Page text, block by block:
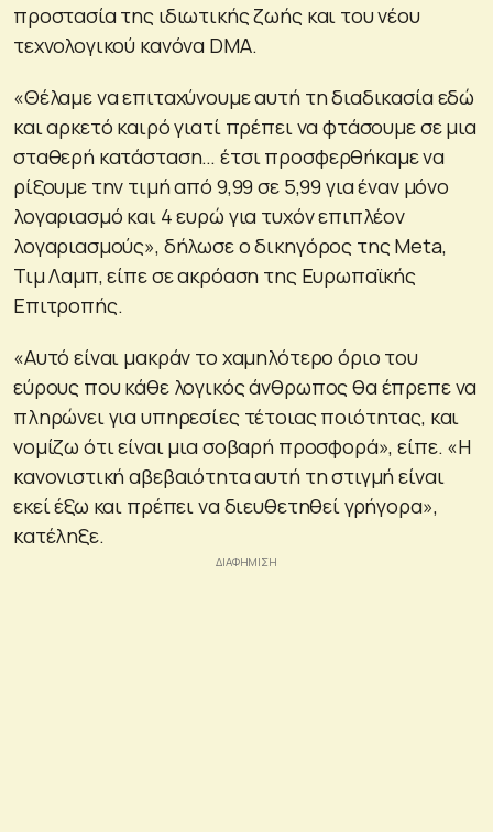
προστασία της ιδιωτικής ζωής και του νέου
τεχνολογικού κανόνα DMA.
«Θέλαμε να επιταχύνουμε αυτή τη διαδικασία εδώ
και αρκετό καιρό γιατί πρέπει να φτάσουμε σε μια
σταθερή κατάσταση… έτσι προσφερθήκαμε να
ρίξουμε την τιμή από 9,99 σε 5,99 για έναν μόνο
λογαριασμό και 4 ευρώ για τυχόν επιπλέον
λογαριασμούς», δήλωσε ο δικηγόρος της Meta,
Τιμ Λαμπ, είπε σε ακρόαση της Ευρωπαϊκής
Επιτροπής.
«Αυτό είναι μακράν το χαμηλότερο όριο του
εύρους που κάθε λογικός άνθρωπος θα έπρεπε να
πληρώνει για υπηρεσίες τέτοιας ποιότητας, και
νομίζω ότι είναι μια σοβαρή προσφορά», είπε. «Η
κανονιστική αβεβαιότητα αυτή τη στιγμή είναι
εκεί έξω και πρέπει να διευθετηθεί γρήγορα»,
κατέληξε.